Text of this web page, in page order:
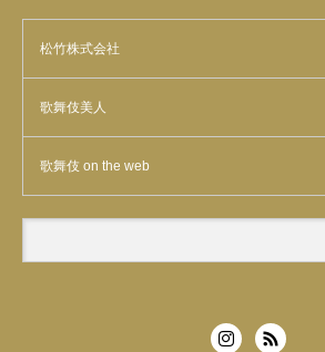
松竹株式会社
歌舞伎美人
歌舞伎 on the web